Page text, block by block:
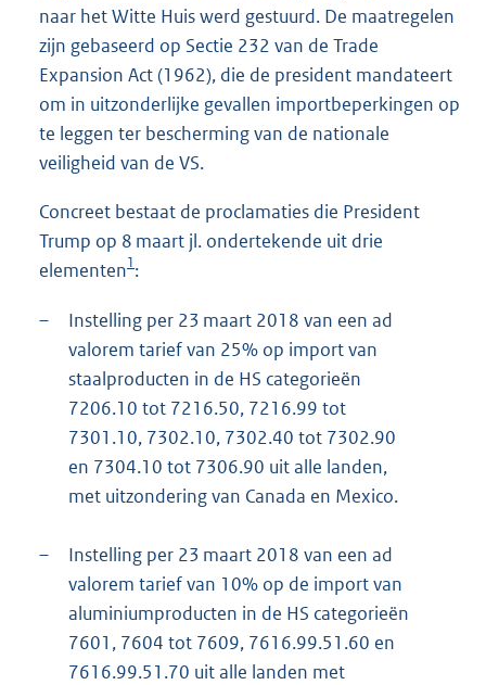
naar het Witte Huis werd gestuurd. De maatregelen
zijn gebaseerd op Sectie 232 van de Trade
Expansion Act (1962), die de president mandateert
om in uitzonderlijke gevallen importbeperkingen op
te leggen ter bescherming van de nationale
veiligheid van de VS.
Concreet bestaat de proclamaties die President
Trump op 8 maart jl. ondertekende uit drie
elementen1:
–
Instelling per 23 maart 2018 van een ad
valorem tarief van 25% op import van
staalproducten in de HS categorieën
7206.10 tot 7216.50, 7216.99 tot
7301.10, 7302.10, 7302.40 tot 7302.90
en 7304.10 tot 7306.90 uit alle landen,
met uitzondering van Canada en Mexico.
–
Instelling per 23 maart 2018 van een ad
valorem tarief van 10% op de import van
aluminiumproducten in de HS categorieën
7601, 7604 tot 7609, 7616.99.51.60 en
7616.99.51.70 uit alle landen met